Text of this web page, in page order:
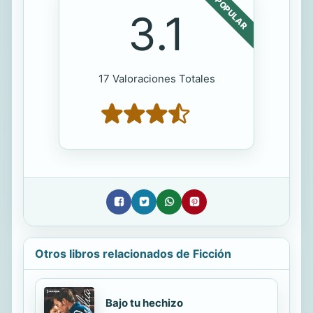
POPULAR
3.1
17 Valoraciones Totales
Otros libros relacionados de Ficción
Bajo tu hechizo